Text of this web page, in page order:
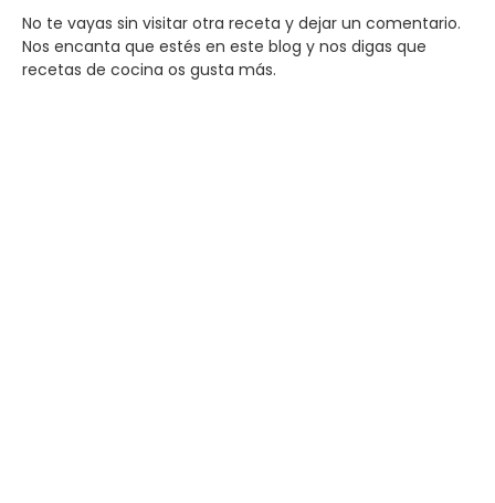
No te vayas sin visitar otra receta y dejar un comentario.
Nos encanta que estés en este blog y nos digas que
recetas de cocina os gusta más.